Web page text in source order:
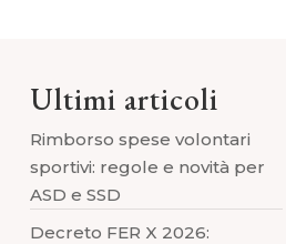
Ultimi articoli
Rimborso spese volontari
sportivi: regole e novità per
ASD e SSD
Decreto FER X 2026: